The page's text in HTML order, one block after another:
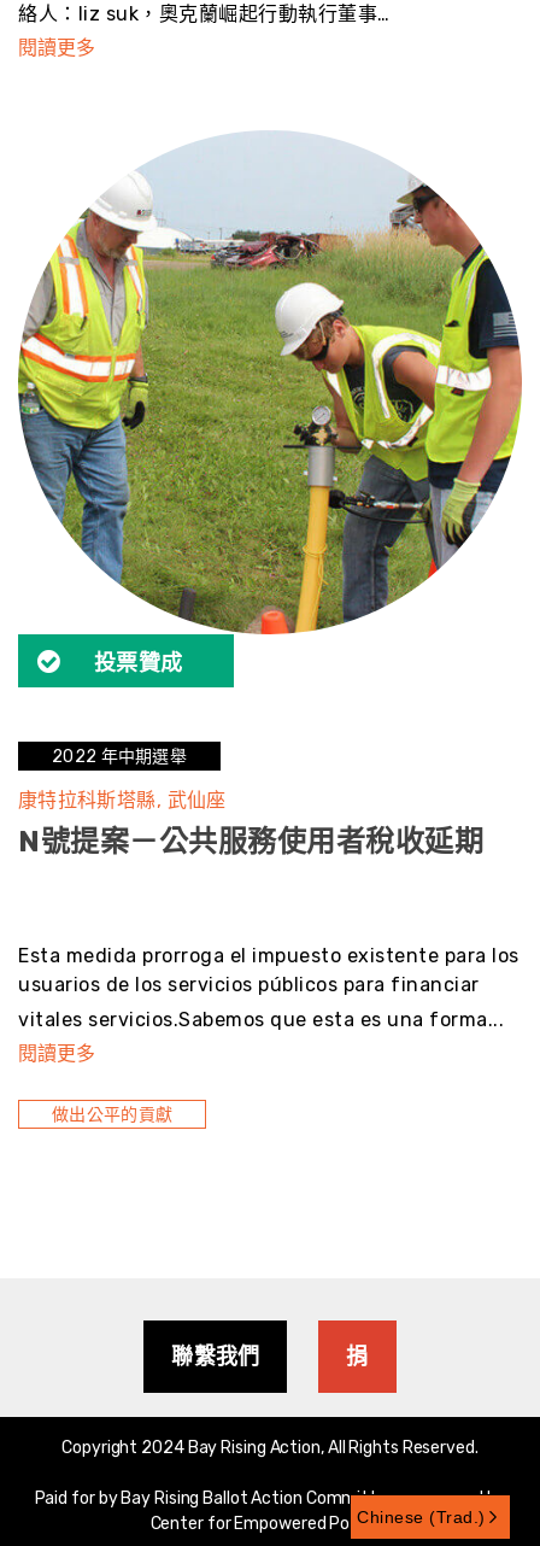
絡人：liz suk，奧克蘭崛起行動執行董事…
閱讀更多
投票贊成
2022 年中期選舉
康特拉科斯塔縣 武仙座
N號提案－公共服務使用者稅收延期
Esta medida prorroga el impuesto existente para los
usuarios de los servicios públicos para financiar
vitales servicios.Sabemos que esta es una forma...
閱讀更多
做出公平的貢獻
聯繫我們 捐
Copyright 2024 Bay Rising Action, All Rights Reserved.
Paid for by Bay Rising Ballot Action Committee, sponsored by
Center for Empowered Politics.Chinese (Trad.)